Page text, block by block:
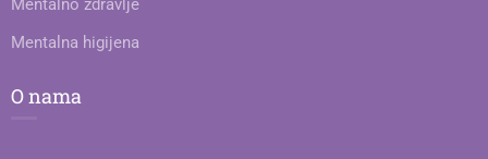
Mentalno zdravlje
Mentalna higijena
O nama